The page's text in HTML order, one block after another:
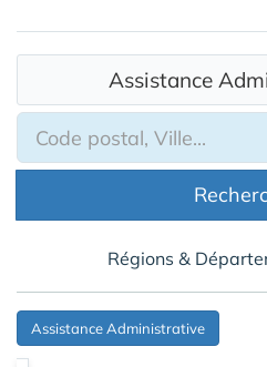
Assistance
Régions &
Assistance Administrative